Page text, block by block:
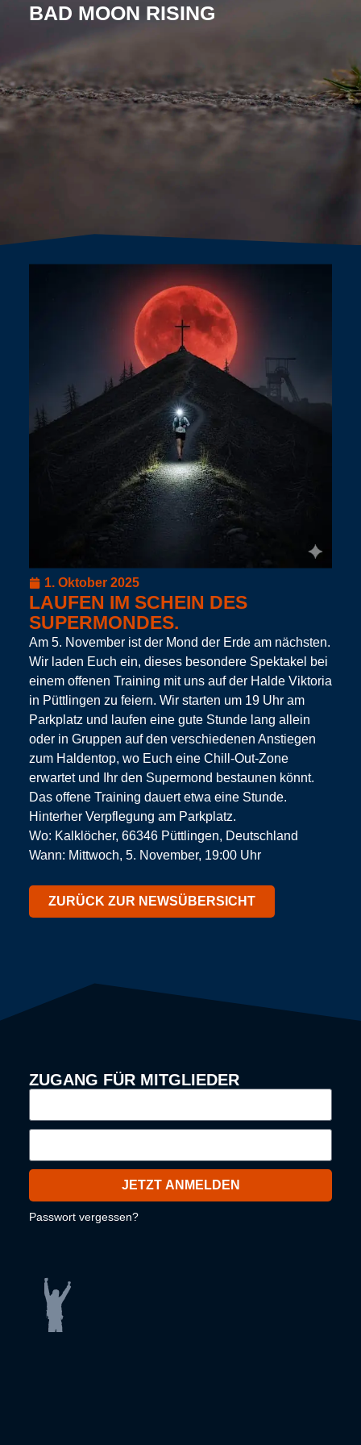
BAD MOON RISING
1. Oktober 2025
LAUFEN IM SCHEIN DES
SUPERMONDES.
Am 5. November ist der Mond der Erde am nächsten.
Wir laden Euch ein, dieses besondere Spektakel bei
einem offenen Training mit uns auf der Halde Viktoria
in Püttlingen zu feiern. Wir starten um 19 Uhr am
Parkplatz und laufen eine gute Stunde lang allein
oder in Gruppen auf den verschiedenen Anstiegen
zum Haldentop, wo Euch eine Chill-Out-Zone
erwartet und Ihr den Supermond bestaunen könnt.
Das offene Training dauert etwa eine Stunde.
Hinterher Verpflegung am Parkplatz.
Wo: Kalklöcher, 66346 Püttlingen, Deutschland
Wann: Mittwoch, 5. November, 19:00 Uhr
ZURÜCK ZUR NEWSÜBERSICHT
ZUGANG FÜR MITGLIEDER
JETZT ANMELDEN
Passwort vergessen?